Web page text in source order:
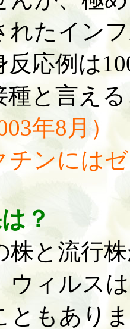
れたイン
反応例は
種と言え
年8月）
ンにはゼ
？
株と流行
ウィルス
ともあり